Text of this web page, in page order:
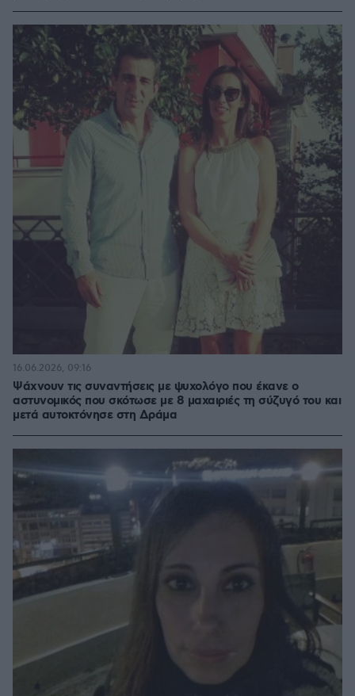
Ψάχνουν τις συναντήσεις με ψυχολόγο που έκανε ο
αστυνομικός που σκότωσε με 8 μαχαιριές τη σύζυγό του και
μετά αυτοκτόνησε στη Δράμα
16.06.2026, 09:16